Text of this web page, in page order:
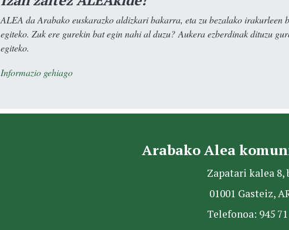
ALEA da Arabako euskarazko aldizkari bakarra, eta zu bezalako irakurleen
egiteko. Zuk ere gurekin bat egin nahi al duzu? Aukera ezberdinak dituzu
egiteko.
Informazio gehiago
Arabako Alea
Zapatari kalea 8,
01001 Gasteiz,
Telefonoa: 945